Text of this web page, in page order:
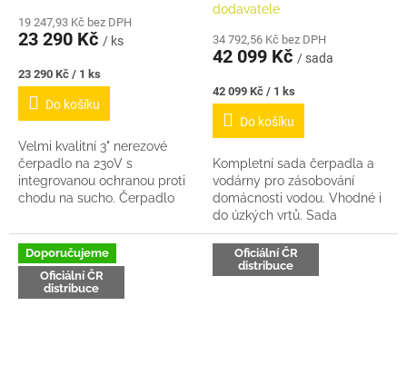
19 247,93 Kč bez DPH
23 290 Kč / ks
Měrná
cena:
23 290 Kč / 1 ks
Do košíku
Velmi kvalitní 3" nerezové
čerpadlo na 230V s
integrovanou ochranou proti
chodu na sucho. Čerpadlo
i do starých úzkých vrtů s
ocelovou pažnicí 100mm...
dodavatele
34 792,56 Kč bez DPH
42 099 Kč / sada
Měrná
cena:
42 099 Kč / 1 ks
Do košíku
Kompletní sada čerpadla a
vodárny pro zásobování
domácnosti vodou. Vhodné i
do úzkých vrtů. Sada
obsahuje 3“ čerpadlo na 230V
+ kabel 60m,
elektronickouregulaci na
Doporučujeme
Oficiální ČR
distribuce
Oficiální ČR
distribuce